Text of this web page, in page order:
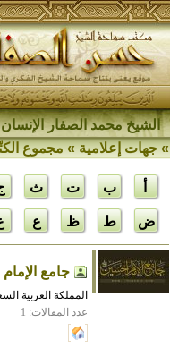
الشيخ محمد الصفار
»جهات إعلامية» مجموع
أ ب ت ث
ض ط ظ ع
جامع
المملكة العربية
عدد المقالات: 1